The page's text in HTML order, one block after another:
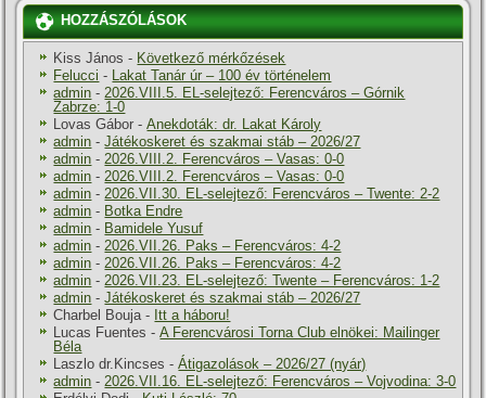
HOZZÁSZÓLÁSOK
Kiss János - Következő mérkőzések
Felucci - Lakat Tanár úr – 100 év történelem
admin -2026.VIII.5. EL-selejtező: Ferencváros – Górnik
Zabrze: 1-0
Lovas Gábor -Anekdoták: dr. Lakat Károly
admin -Játékoskeret és szakmai stáb – 2026/27
admin -2026.VIII.2. Ferencváros – Vasas: 0-0
admin -2026.VIII.2. Ferencváros – Vasas: 0-0
admin -2026.VII.30. EL-selejtező: Ferencváros – Twente: 2-2
admin - Botka Endre
admin - Bamidele Yusuf
admin -2026.VII.26. Paks – Ferencváros: 4-2
admin -2026.VII.26. Paks – Ferencváros: 4-2
admin -2026.VII.23. EL-selejtező: Twente – Ferencváros: 1-2
admin -Játékoskeret és szakmai stáb – 2026/27
Charbel Bouja- Itt a háboru!
Lucas Fuentes -A Ferencvárosi Torna Club elnökei: Mailinger
Béla
Laszlo dr.Kincses -Átigazolások – 2026/27 (nyár)
admin -2026.VII.16. EL-selejtező: Ferencváros – Vojvodina: 3-0